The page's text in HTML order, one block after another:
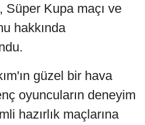
Kupa maçı ve
hakkında
güzel bir hava
oyuncuların deneyim
hazırlık maçlarına